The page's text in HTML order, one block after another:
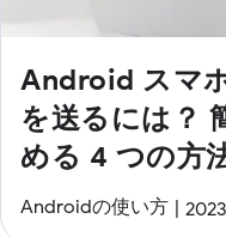
Android スマ
を送るには？
める 4 つの方
Androidの使い方